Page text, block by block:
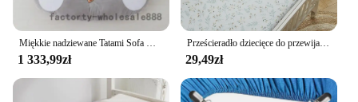
1 333,99zł
Prześcieradło dziecięce do przewijania noworodka Solidne/drukowane oddychające prześcieradła do łóżeczka Kołyski Pokrowiec na materac
29,49zł